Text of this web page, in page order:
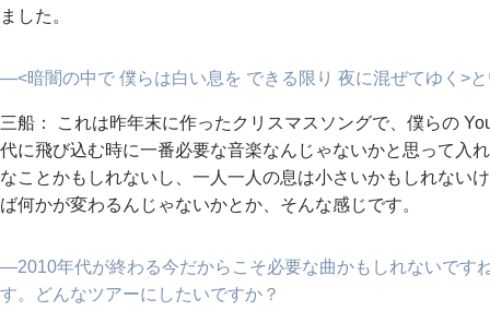
ました。
―<暗闇の中で 僕らは白い息を できる限り 夜に混ぜてゆく>
三船： これは昨年末に作ったクリスマスソングで、僕らの
代に飛び込む時に一番必要な音楽なんじゃないかと思って入
なことかもしれないし、一人一人の息は小さいかもしれない
ば何かが変わるんじゃないかとか、そんな感じです。
―2010年代が終わる今だからこそ必要な曲かもしれないです
す。どんなツアーにしたいですか？